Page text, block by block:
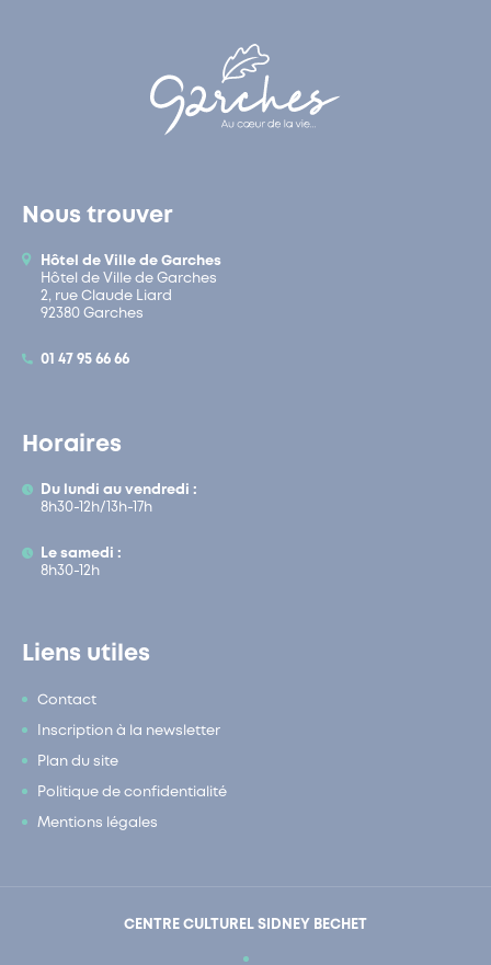
Nous trouver
Hôtel de Ville de Garches
Hôtel de Ville de Garches
2, rue Claude Liard
92380 Garches
01 47 95 66 66
Horaires
Du lundi au vendredi :
8h30-12h/13h-17h
Le samedi :
8h30-12h
Liens utiles
Contact
Inscription à la newsletter
Plan du site
Politique de confidentialité
Mentions légales
CENTRE CULTUREL SIDNEY BECHET